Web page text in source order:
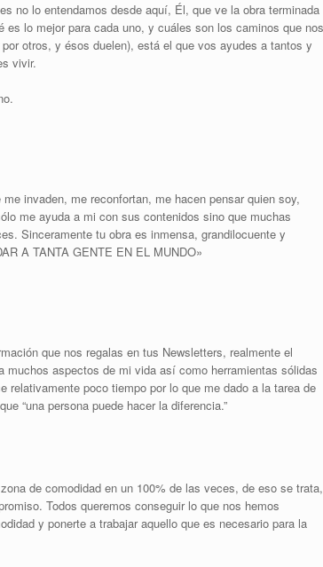
no lo entendamos desde aquí, Él, que ve la obra terminada
lo mejor para cada uno, y cuáles son los caminos que nos
otros, y ésos duelen), está el que vos ayudes a tantos y
vivir.
invaden, me reconfortan, me hacen pensar quien soy,
me ayuda a mi con sus contenidos sino que muchas
Sinceramente tu obra es inmensa, grandilocuente y
A TANTA GENTE EN EL MUNDO»
que nos regalas en tus Newsletters, realmente el
aspectos de mi vida así como herramientas sólidas
relativamente poco tiempo por lo que me dado a la tarea de
“una persona puede hacer la diferencia.”
de comodidad en un 100% de las veces, de eso se trata,
Todos queremos conseguir lo que nos hemos
y ponerte a trabajar aquello que es necesario para la